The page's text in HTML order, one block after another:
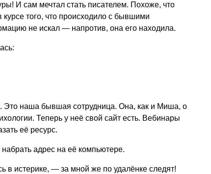
И сам мечтал стать писателем. Похоже, что
того, что происходило с бывшими
не искал — напротив, она его находила.
наша бывшая сотрудница. Она, как и Миша, о
Теперь у неё свой сайт есть. Вебинары
её ресурс.
адрес на её компьютере.
истерике, — за мной же по удалёнке следят!